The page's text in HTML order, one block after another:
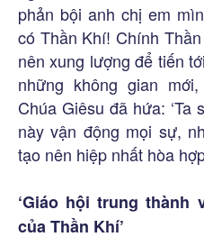
phản bội anh chị em
có Thần Khí! Chính
nên xung lượng để tiến
những không gian
Chúa Giêsu đã hứa: ‘Ta
này vận động mọi sự,
tạo nên hiệp nhất hòa
‘Giáo hội trung thành
của Thần Khí’